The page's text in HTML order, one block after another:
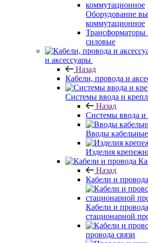
Оборудование
коммутационное
Трансформаторы
силовые
и аксессуары
Назад
Кабели, провода и
Системы ввода и
Назад
Системы ввода и
Вводы
Изделия
Назад
Кабели и провода
Кабели и
стационарной
провода связи